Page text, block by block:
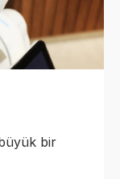
bir